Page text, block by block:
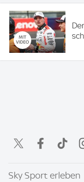
Sky Sport erleben